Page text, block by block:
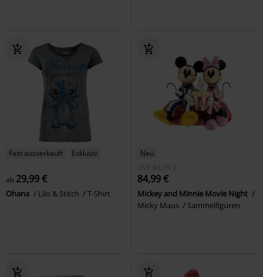
Fast ausverkauft Exklusiv
ab 29,99 €
Ohana Lilo & Stitch T-Shirt
Neu
UVP
89,95 €
84,99 €
Mickey and Minnie Movie Night
Micky Maus
Sammelfiguren